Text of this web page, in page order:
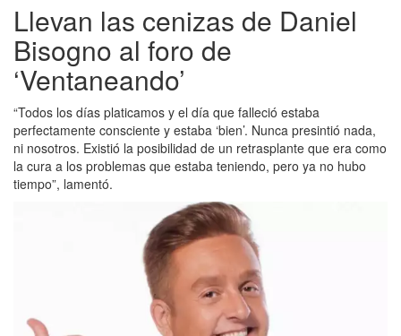
Llevan las cenizas de Daniel
Bisogno al foro de
‘Ventaneando’
“Todos los días platicamos y el día que falleció estaba
perfectamente consciente y estaba ‘bien’. Nunca presintió nada,
ni nosotros. Existió la posibilidad de un retrasplante que era como
la cura a los problemas que estaba teniendo, pero ya no hubo
tiempo”, lamentó.